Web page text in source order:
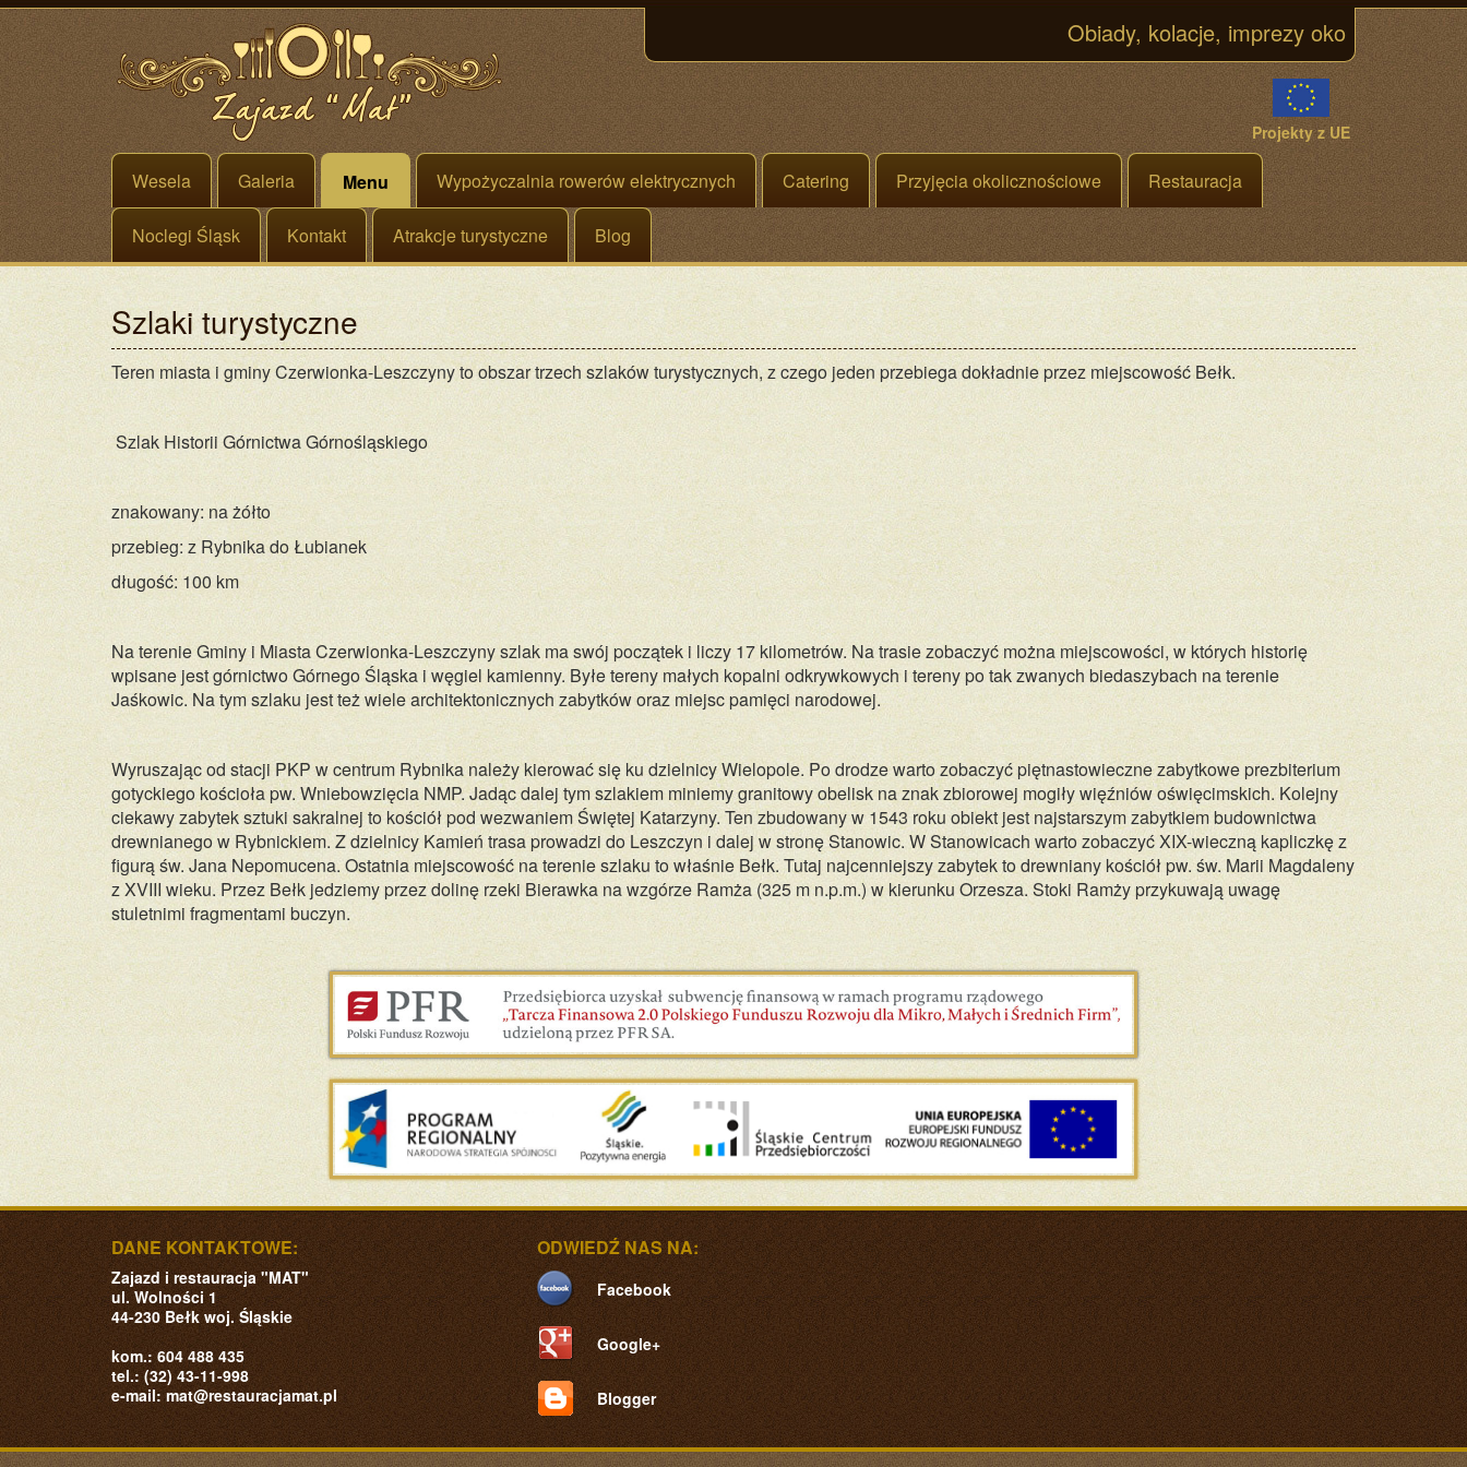
Obiady, kolacje, imprezy okolicznościowe,
Projekty z UE
Wesela Galeria Menu Wypożyczalnia rowerów elektrycznych Catering Przyjęcia okolicznościowe Restauracja
Noclegi Śląsk Kontakt Atrakcje turystyczne Blog
Szlaki turystyczne
Teren miasta i gminy Czerwionka-Leszczyny to obszar trzech szlaków turystycznych, z czego jeden przebiega dokładnie przez miejscowość Bełk.
Szlak Historii Górnictwa Górnośląskiego
znakowany: na żółto
przebieg: z Rybnika do Łubianek
długość: 100 km
Na terenie Gminy i Miasta Czerwionka-Leszczyny szlak ma swój początek i liczy 17 kilometrów. Na trasie zobaczyć można miejscowości, w których historię
wpisane jest górnictwo Górnego Śląska i węgiel kamienny. Byłe tereny małych kopalni odkrywkowych i tereny po tak zwanych biedaszybach na terenie
Jaśkowic. Na tym szlaku jest też wiele architektonicznych zabytków oraz miejsc pamięci narodowej.
Wyruszając od stacji PKP w centrum Rybnika należy kierować się ku dzielnicy Wielopole. Po drodze warto zobaczyć piętnastowieczne zabytkowe prezbiterium
gotyckiego kościoła pw. Wniebowzięcia NMP. Jadąc dalej tym szlakiem miniemy granitowy obelisk na znak zbiorowej mogiły więźniów oświęcimskich. Kolejny
ciekawy zabytek sztuki sakralnej to kościół pod wezwaniem Świętej Katarzyny. Ten zbudowany w 1543 roku obiekt jest najstarszym zabytkiem budownictwa
drewnianego w Rybnickiem. Z dzielnicy Kamień trasa prowadzi do Leszczyn i dalej w stronę Stanowic. W Stanowicach warto zobaczyć XIX-wieczną kapliczkę z
figurą św. Jana Nepomucena. Ostatnia miejscowość na terenie szlaku to właśnie Bełk. Tutaj najcenniejszy zabytek to drewniany kościół pw. św. Marii Magdaleny
z XVIII wieku. Przez Bełk jedziemy przez dolinę rzeki Bierawka na wzgórze Ramża (325 m n.p.m.) w kierunku Orzesza. Stoki Ramży przykuwają uwagę
stuletnimi fragmentami buczyn.
DANE KONTAKTOWE:
Zajazd i restauracja "MAT"
ul. Wolności 1
44-230 Bełk woj. Śląskie
kom.: 604 488 435
tel.: (32) 43-11-998
e-mail: mat@restauracjamat.pl
ODWIEDŹ NAS NA:
Facebook
Google+
Blogger